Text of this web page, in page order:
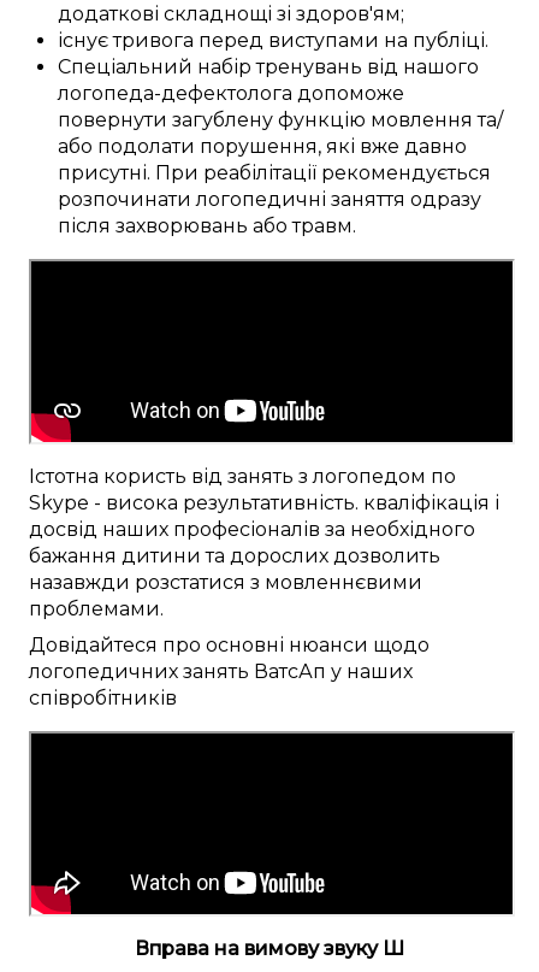
додаткові складнощі зі здоров'ям;
існує тривога перед виступами на публіці.
Спеціальний набіртренувань від нашого
логопеда-дефектолога допоможе
повернути загублену функцію мовлення та/
або подолати порушення, які вже давно
присутні. При реабілітації рекомендується
розпочинати логопедичні заняття одразу
після захворювань або травм.
Істотна користь від занять з логопедом по
Skype - висока результативність. кваліфікація і
досвід наших професіоналів за необхідного
бажання дитини та дорослих дозволить
назавжди розстатися з мовленнєвими
проблемами.
Довідайтеся про основні нюанси щодо
логопедичних занять ВатсАп у наших
співробітників
Вправа на вимову звуку Ш